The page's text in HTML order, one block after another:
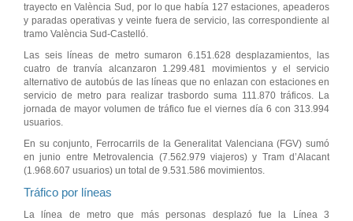
trayecto en València Sud, por lo que había 127 estaciones, apeaderos
y paradas operativas y veinte fuera de servicio, las correspondiente al
tramo València Sud-Castelló.
Las seis líneas de metro sumaron 6.151.628 desplazamientos, las
cuatro de tranvía alcanzaron 1.299.481 movimientos y el servicio
alternativo de autobús de las líneas que no enlazan con estaciones en
servicio de metro para realizar trasbordo suma 111.870 tráficos. La
jornada de mayor volumen de tráfico fue el viernes día 6 con 313.994
usuarios.
En su conjunto, Ferrocarrils de la Generalitat Valenciana (FGV) sumó
en junio entre Metrovalencia (7.562.979 viajeros) y Tram d’Alacant
(1.968.607 usuarios) un total de 9.531.586 movimientos.
Tráfico por líneas
La línea de metro que más personas desplazó fue la Línea 3